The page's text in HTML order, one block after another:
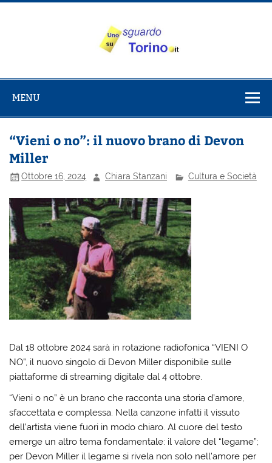
Salta
su Torino
MENU
“Vieni o no”: il nuovo brano di Devon
Miller
Ottobre 16, 2024 Chiara Stanzani Cultura e Società
Dal 18 ottobre 2024 sarà in rotazione radiofonica “VIENI O
NO”, il nuovo singolo di Devon Miller disponibile sulle
piattaforme di streaming digitale dal 4 ottobre.
“Vieni o no” è un brano che racconta una storia d’amore,
sfaccettata e complessa. Nella canzone infatti il vissuto
dell’artista viene fuori in modo chiaro. Al cuore del testo
emerge un altro tema fondamentale: il valore del “legame”;
per Devon Miller il legame si rivela non solo nell’amore per